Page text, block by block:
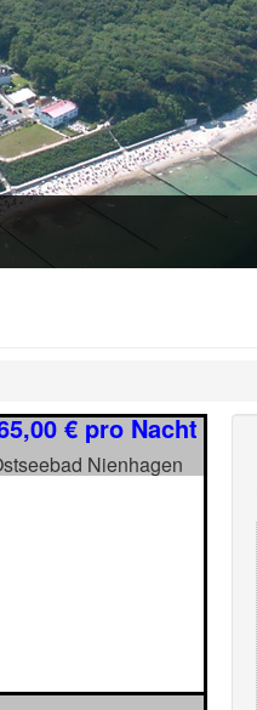
€ pro Nacht
Nienhagen